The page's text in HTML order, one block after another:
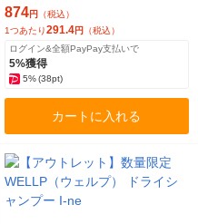
個 ドウシシャ
874円 （税込）
1つあたり291.4円 （税込）
ログイン&全額PayPay支払いで
5%獲得
5% (38pt)
カートに入れる